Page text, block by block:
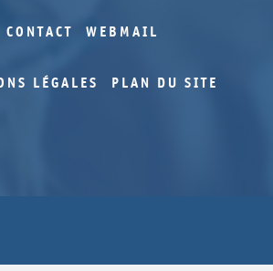
CONTACT WEBMAIL
LÉGALES PLAN DU SITE